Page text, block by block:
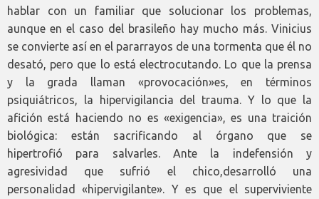
hablar con un familiar que solucionar los problemas,
aunque en el caso del brasileño hay mucho más. Vinicius
se convierte así en el pararrayos de una tormenta que él no
desató, pero que lo está electrocutando. Lo que la prensa
y la grada llaman «provocación»es, en términos
psiquiátricos, la hipervigilancia del trauma. Y lo que la
afición está haciendo no es «exigencia», es una traición
biológica: están sacrificando al órgano que se
hipertrofió para salvarles. Ante la indefensión y
agresividad que sufrió el chico,desarrolló una
personalidad «hipervigilante». Y es que el superviviente